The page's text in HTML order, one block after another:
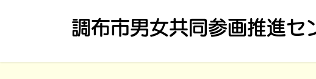
調布市男女共同参画推進セ